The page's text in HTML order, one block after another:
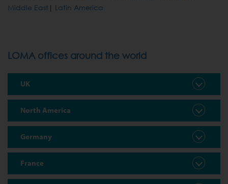
Middle East | Latin America
LOMA offices around the world
UK
North America
Germany
France